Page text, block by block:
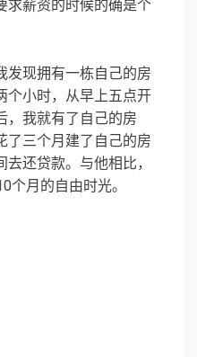
求薪资的时候的确是个
发现拥有一栋自己的房
个小时，从早上五点开
，我就有了自己的房
了三个月建了自己的房
还贷款。与他相比，
个月的自由时光。